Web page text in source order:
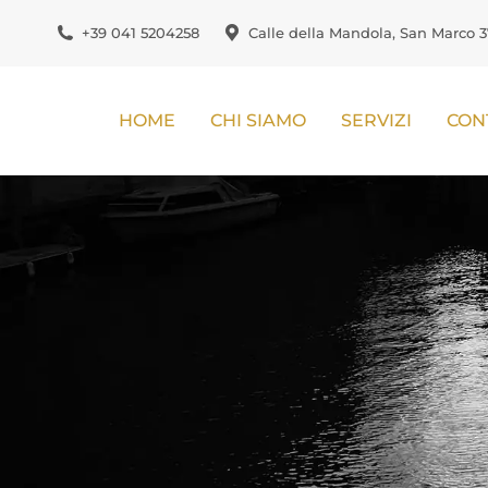
+39 041 5204258 Calle della Mandola, San Marco
HOME CHI SIAMO SERVIZI